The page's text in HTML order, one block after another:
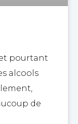
et pourtant
alcools
de